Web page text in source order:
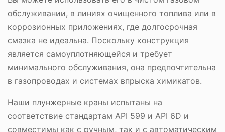
обслуживании, в линиях очищенного топлива или в
коррозионных приложениях, где долгосрочная
смазка не идеальна. Поскольку конструкция
является самоуплотняющейся и требует
минимального обслуживания, она предпочтительна
в газопроводах и системах впрыска химикатов.
Наши плунжерные краны испытаны на
соответствие стандартам API 599 и API 6D и
совместимы как с ручным, так и с автоматическим